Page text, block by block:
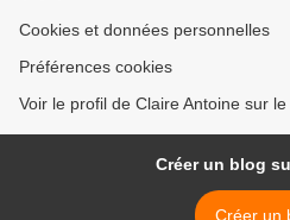
Cookies et données personnelles
Préférences cookies
Voir le profil de Claire Antoine sur
Créer un blog
Créer un